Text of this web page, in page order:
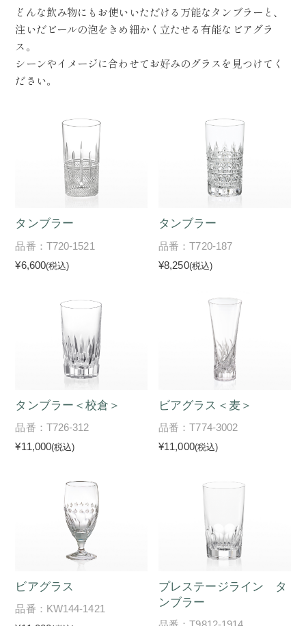
どんな飲み物にもお使いいただける万能なタンブラーと、
注いだビールの泡をきめ細かく立たせる有能なビアグラ
ス。
シーンやイメージに合わせてお好みのグラスを見つけてく
ださい。
タンブラー
品番：T720-1521
¥6,600(税込)
タンブラー
品番：T720-187
¥8,250(税込)
タンブラー＜校倉＞
品番：T726-312
¥11,000(税込)
ビアグラス＜麦＞
品番：T774-3002
¥11,000(税込)
ビアグラス
品番：KW144-1421
プレステージライン タ
ンブラー